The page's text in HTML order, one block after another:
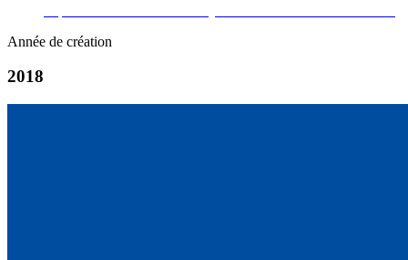
Année de création
2018